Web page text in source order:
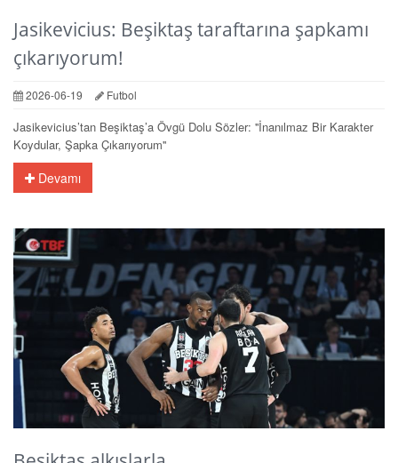
Jasikevicius: Beşiktaş taraftarına şapkamı
çıkarıyorum!
2026-06-19 Futbol
Jasikevicius’tan Beşiktaş’a Övgü Dolu Sözler: ''İnanılmaz Bir Karakter
Koydular, Şapka Çıkarıyorum''
Devamı